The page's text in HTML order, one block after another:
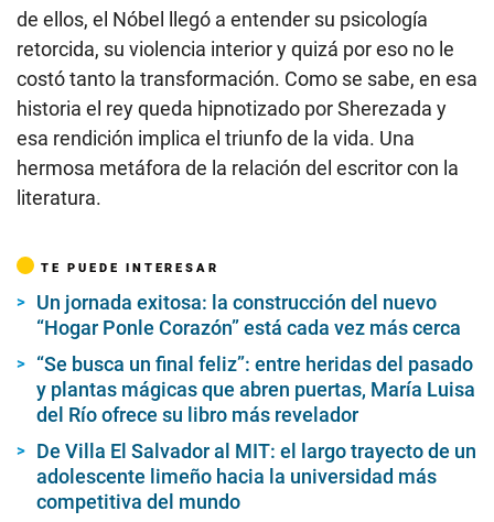
de ellos, el Nóbel llegó a entender su psicología
retorcida, su violencia interior y quizá por eso no le
costó tanto la transformación. Como se sabe, en esa
historia el rey queda hipnotizado por Sherezada y
esa rendición implica el triunfo de la vida. Una
hermosa metáfora de la relación del escritor con la
literatura.
TE PUEDE INTERESAR
Un jornada exitosa: la construcción del nuevo
“Hogar Ponle Corazón” está cada vez más cerca
“Se busca un final feliz”: entre heridas del pasado
y plantas mágicas que abren puertas, María Luisa
del Río ofrece su libro más revelador
De Villa El Salvador al MIT: el largo trayecto de un
adolescente limeño hacia la universidad más
competitiva del mundo